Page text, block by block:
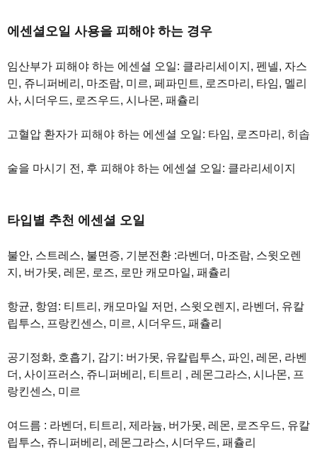
에센셜오일 사용을 피해야 하는 경우
임산부가 피해야 하는 에센셜 오일: 클라리세이지, 펜넬, 자스
민, 쥬니퍼베리, 마조람, 미르, 페파민트, 로즈마리, 타임, 멜리
사, 시더우드, 로즈우드, 시나몬, 패츌리
고혈압 환자가 피해야 하는 에센셜 오일: 타임, 로즈마리, 히솝
술을 마시기 전, 후 피해야 하는 에센셜 오일: 클라리세이지
타입별 추천 에센셜 오일
불안, 스트레스, 불면증, 기분전환 :라벤더, 마조람, 스윗오렌
지, 버가못, 레몬, 로즈, 로만 캐모마일, 패츌리
항균, 항염: 티트리, 캐모마일 저먼, 스윗오렌지, 라벤더, 유칼
립투스, 프랑킨센스, 미르, 시더우드, 패츌리
공기정화, 호흡기, 감기: 버가못, 유칼립투스, 파인, 레몬, 라벤
더, 사이프러스, 쥬니퍼베리, 티트리 , 레몬그라스, 시나몬, 프
랑킨센스, 미르
여드름 : 라벤더, 티트리, 제라늄, 버가못, 레몬, 로즈우드, 유칼
립투스, 쥬니퍼베리, 레몬그라스, 시더우드, 패츌리